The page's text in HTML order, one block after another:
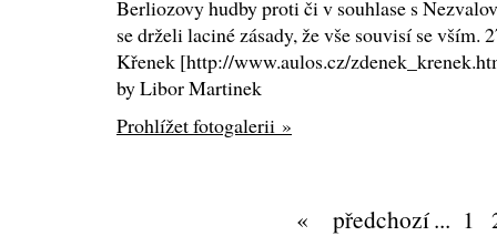
Prohlížet fotogalerii »
« předchozí... 1